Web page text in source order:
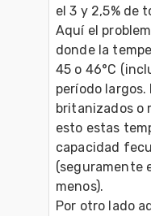
el 3 y 2,5% de
Aquí el
donde la
45 o 46°C
período largos.
britanizados o
esto estas
capacidad
(seguramente
menos).
Por otro lado